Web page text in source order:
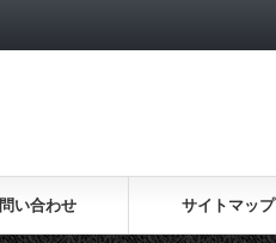
い合わせ サイトマップ